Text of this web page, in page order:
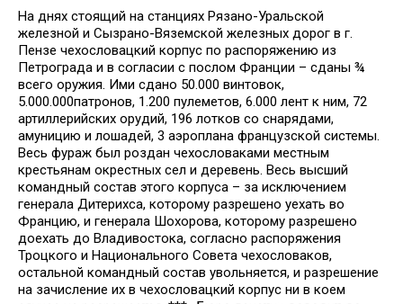
На днях стоящий на станциях Рязано-Уральской
железной и Сызрано-Вяземской железных дорог в г.
Пензе чехословацкий корпус по распоряжению из
Петрограда и в согласии с послом Франции – сданы ¾
всего оружия. Ими сдано 50.000 винтовок,
5.000.000патронов, 1.200 пулеметов, 6.000 лент к ним, 72
артиллерийских орудий, 196 лотков со снарядами,
амуницию и лошадей, 3 аэроплана французской системы.
Весь фураж был роздан чехословаками местным
крестьянам окрестных сел и деревень. Весь высший
командный состав этого корпуса – за исключением
генерала Дитерихса, которому разрешено уехать во
Францию, и генерала Шохорова, которому разрешено
доехать до Владивостока, согласно распоряжения
Троцкого и Национального Совета чехословаков,
остальной командный состав увольняется, и разрешение
на зачисление их в чехословацкий корпус ни в коем